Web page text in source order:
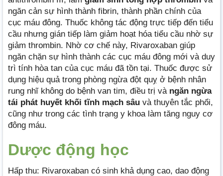
ngăn cản sự hình thành fibrin, thành phần chính của
cục máu đông. Thuốc không tác động trực tiếp đến tiểu
cầu nhưng gián tiếp làm giảm hoạt hóa tiểu cầu nhờ sự
giảm thrombin. Nhờ cơ chế này, Rivaroxaban giúp
ngăn chặn sự hình thành các cục máu đông mới và duy
trì tính hòa tan của cục máu đã tồn tại. Thuốc được sử
dụng hiệu quả trong phòng ngừa đột quỵ ở bệnh nhân
rung nhĩ không do bệnh van tim, điều trị và ngăn ngừa
tái phát huyết khối tĩnh mạch sâu và thuyên tắc phổi,
cũng như trong các tình trạng y khoa làm tăng nguy cơ
đông máu.
Dược động học
Hấp thu: Rivaroxaban có sinh khả dụng cao, dao động